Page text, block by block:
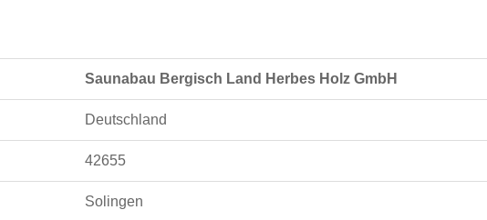
Saunabau Bergisch Land Herbes Holz GmbH
Deutschland
42655
Solingen